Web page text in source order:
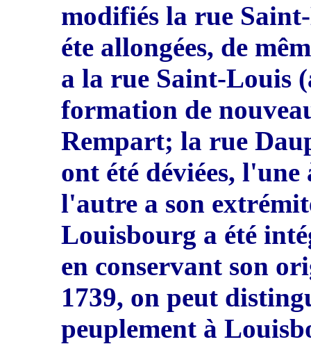
modifiés la rue
éte allongées, de mê
a la rue Saint-Louis
formation de
Rempart; la rue
ont été déviées,
l'autre a son extrémit
Louisbourg a été
en conservant son
1739, on peut
peuplement à